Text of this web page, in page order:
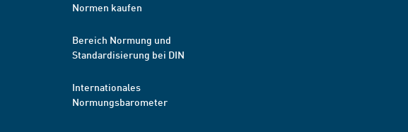
Normen kaufen
Bereich Normung und
Standardisierung bei DIN
Internationales
Normungsbarometer